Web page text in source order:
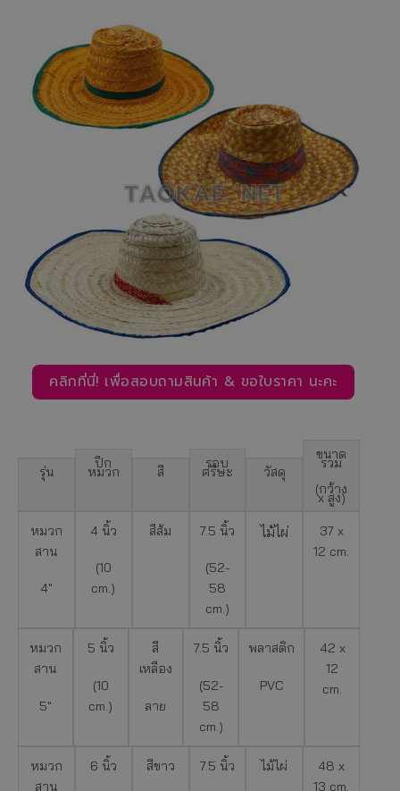
คลิกที่นี่! เพื่อสอบถามสินค้า & ขอใบราคา นะคะ
รุ่น
ปีก
หมวก สี
รอบ
ศรีษะ วัสดุ
ขนาด
รวม
(กว้าง
x สูง)
หมวก
สาน
4″
4 นิ้ว
(10
cm.)
สีส้ม 7.5 นิ้ว
(52-
58
cm.)
ไม้ไผ่
37 x
12 cm.
หมวก
สาน
5″
5 นิ้ว
(10
cm.)
สี
เหลือง
ลาย
7.5 นิ้ว
(52-
58
cm.)
พลาสติก
PVC
42 x
12
cm.
หมวก
สาน
6 นิ้ว สีขาว 7.5 นิ้ว ไม้ไผ่
48 x
13 cm.